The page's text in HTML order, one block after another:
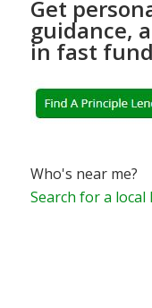
Get
guidance,
in fast
Who's near me?
Search for a